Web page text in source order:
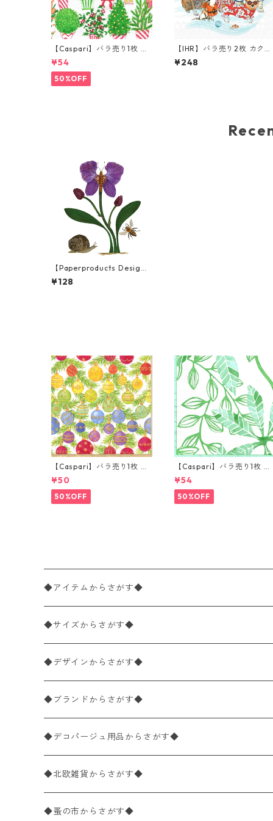
【Caspari】バラ売り1枚 ラ
ンチサイズ ペーパーナプキ
ン Christmas Flower Mark
et ホワイト
¥54
50%OFF
【IHR】バラ売り2枚 カクテ
ルサイズ ペーパーナプキン
Beach Dogs ホワイト
¥248
【Paperproducts Desig
n】バラ売り2枚 ランチサイ
ズ ペーパーナプキン Adana
¥128
【Caspari】バラ売り1枚 カ
クテルサイズ ペーパーナプ
キン OMBRE CHRISTMAS
ホワイト×ゴールドパール
¥50
50%OFF
【Caspari】バラ売り1枚 ラ
ンチサイズ ペーパーナプキ
ン LEAF パール×グリーン
¥54
50%OFF
◆アイテムからさがす◆
ペーパーナプキン2枚バラ売り
ペーパーナプキン1枚バラ売り
ペーパーナプキン20枚入りパック
ペーパーナプキン10枚入りパック
ライスペーパー
ペーパーリネンナプキン
◆サイズからさがす◆
33×33cm（ランチサイズ）
バラ売り
パック売り
25×25cm（カクテルサイズ）
バラ売り
パック売り
40×40cm（ディナーサイズ）
バラ売り
パック売り
21×21cm（ポケットサイズ）
バラ売り
33cm（ラウンド）
◆デザインからさがす◆
花柄
植物・グリーン柄
動物・鳥・昆虫・蝶柄
海・魚柄
◆ブランドからさがす◆
ドイツ製 IHR/イア
ランチサイズ
カクテルサイズ
ドイツ製 Ambiente/アンビエンテ
ランチサイズ
ドイツ製 Paperproducts Design
◆デコパージュ用品からさがす◆
デコパージュ液
デコパージュ下地
◆北欧雑貨からさがす◆
シリコンモールド
◆蚤の市からさがす◆